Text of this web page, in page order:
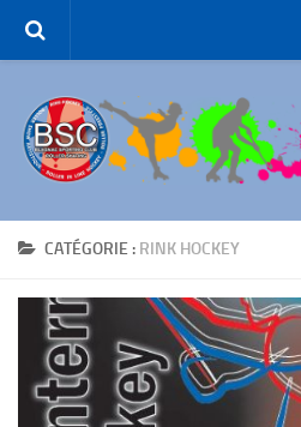
Le Club
Patinage Artistique
Roller-Hockey
Patinage de Loisirs
ROLLER-DANCE
Nous Contacter
CATÉGORIE : RINK HOCKEY